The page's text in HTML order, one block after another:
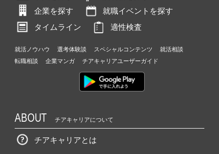
企業を探す
就職イベントを探す
タイムライン
適性検査
就活ノウハウ 選考体験談 スペシャルコンテンツ
就活相談
転職相談
企業マンガ チアキャリアユーザーガイド
ABOUT チアキャリアについて
チアキャリアとは